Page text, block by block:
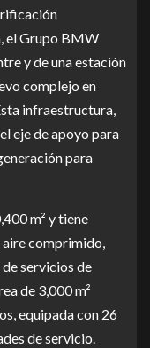
el Grupo BMW
y de una estación
complejo en
infraestructura,
eje de apoyo para
para
m² y tiene
comprimido,
servicios de
de 3,000 m²
equipada con 26
de servicio.